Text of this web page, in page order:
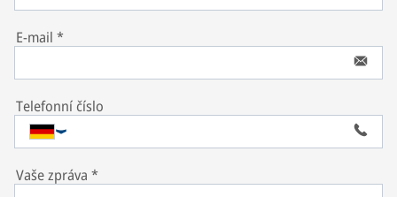
E-mail *
Telefonní číslo
Vaše zpráva *